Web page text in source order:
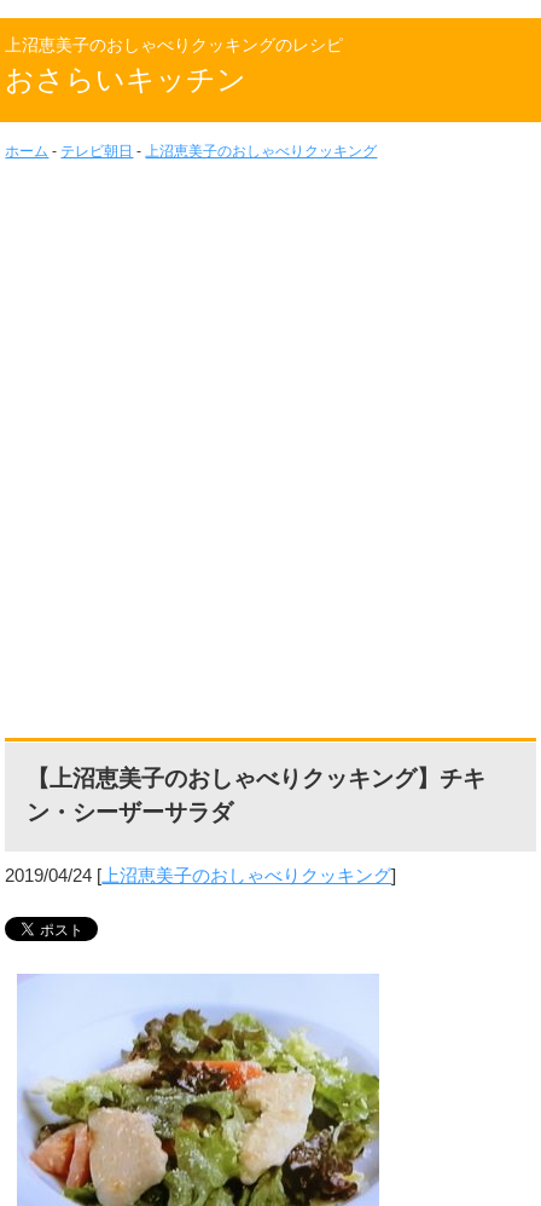
上沼恵美子のおしゃべりクッキングのレシピ
おさらいキッチン
ホーム - テレビ朝日 - 上沼恵美子のおしゃべりクッキング
【上沼恵美子のおしゃべりクッキング】チキ
ン・シーザーサラダ
2019/04/24 [ 上沼恵美子のおしゃべりクッキング]